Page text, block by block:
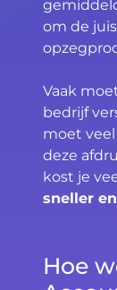
om de
Vaak
bedrijf
moet
deze
kost je
sneller
Hoe